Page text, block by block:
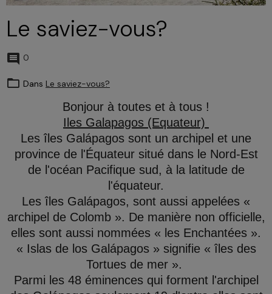
Le saviez-vous?
0
Dans Le saviez-vous?
Bonjour à toutes et à tous !
Iles Galapagos (Equateur)
Les îles Galápagos sont un archipel et une
province de l'Équateur situé dans le Nord-Est
de l'océan Pacifique sud, à la latitude de
l'équateur.
Les îles Galápagos, sont aussi appelées «
archipel de Colomb ». De manière non officielle,
elles sont aussi nommées « les Enchantées ».
« Islas de los Galápagos » signifie « îles des
Tortues de mer ».
Parmi les 48 éminences qui forment l'archipel